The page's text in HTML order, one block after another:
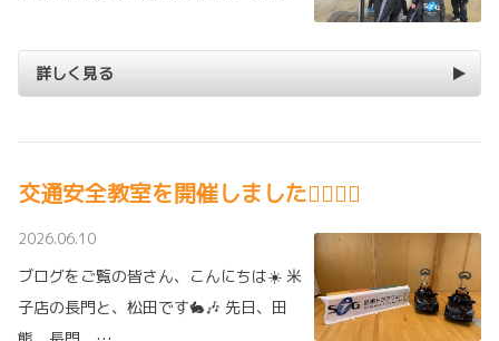
詳しく見る
交通安全教室を開催しました👮🏻‍♂️✨
2026.06.10
ブログをご覧の皆さん、こんにちは☀️ 米
子店の長門と、松田です🐇🎶 先日、田